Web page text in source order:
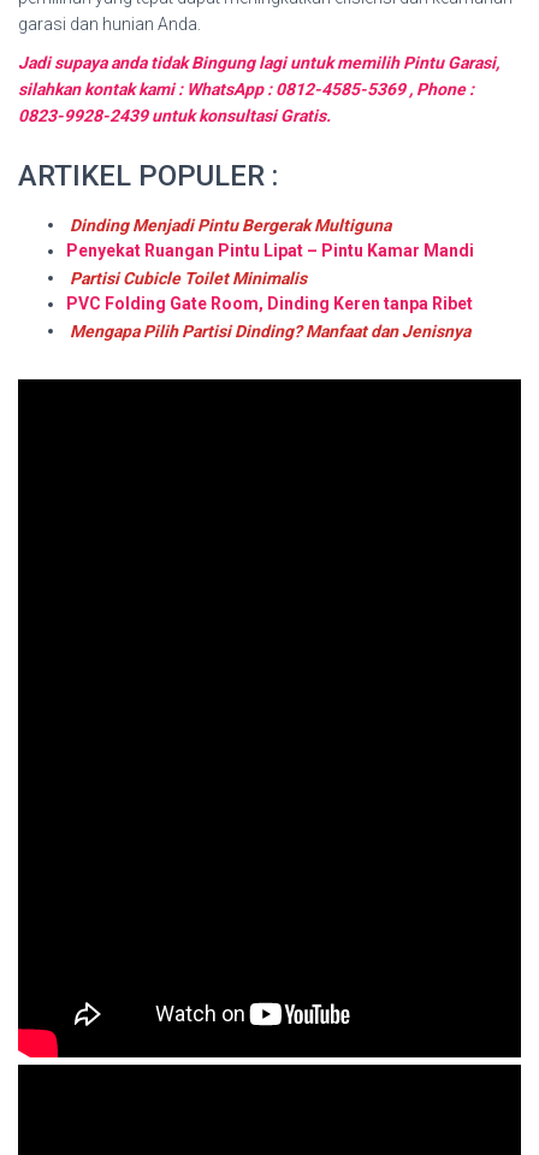
garasi dan hunian Anda.
Jadi supaya anda tidak Bingung lagi untuk memilih Pintu Garasi,
silahkan kontak kami : WhatsApp : 0812-4585-5369 , Phone :
0823-9928-2439 untuk konsultasi Gratis.
ARTIKEL POPULER :
Dinding Menjadi Pintu Bergerak Multiguna
Penyekat Ruangan Pintu Lipat – Pintu Kamar Mandi
Partisi Cubicle Toilet Minimalis
PVC Folding Gate Room, Dinding Keren tanpa Ribet
Mengapa Pilih Partisi Dinding? Manfaat dan Jenisnya